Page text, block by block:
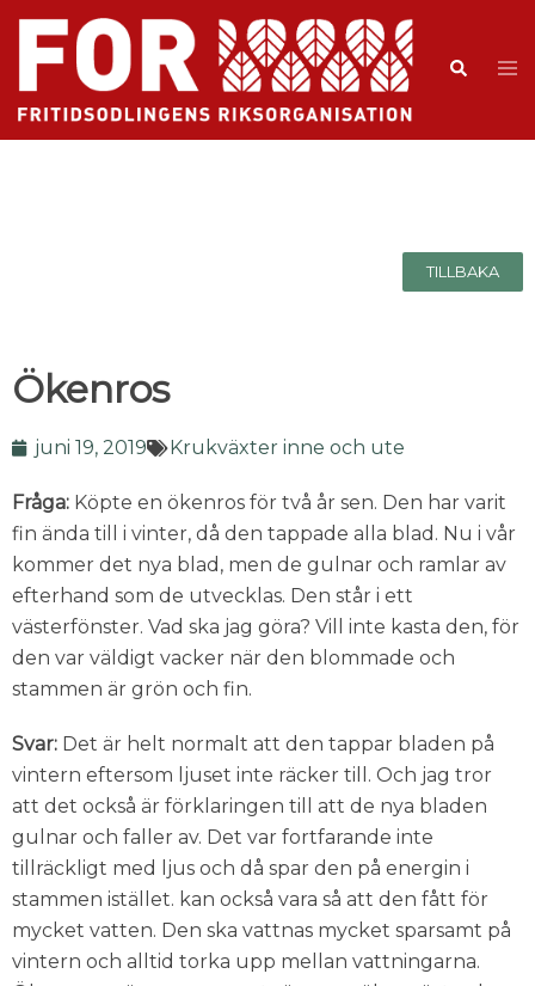
TILLBAKA
Ökenros
juni 19, 2019 Krukväxter inne och ute
Fråga: Köpte en ökenros för två år sen. Den har varit
fin ända till i vinter, då den tappade alla blad. Nu i vår
kommer det nya blad, men de gulnar och ramlar av
efterhand som de utvecklas. Den står i ett
västerfönster. Vad ska jag göra? Vill inte kasta den, för
den var väldigt vacker när den blommade och
stammen är grön och fin.
Svar: Det är helt normalt att den tappar bladen på
vintern eftersom ljuset inte räcker till. Och jag tror
att det också är förklaringen till att de nya bladen
gulnar och faller av. Det var fortfarande inte
tillräckligt med ljus och då spar den på energin i
stammen istället. kan också vara så att den fått för
mycket vatten. Den ska vattnas mycket sparsamt på
vintern och alltid torka upp mellan vattningarna.